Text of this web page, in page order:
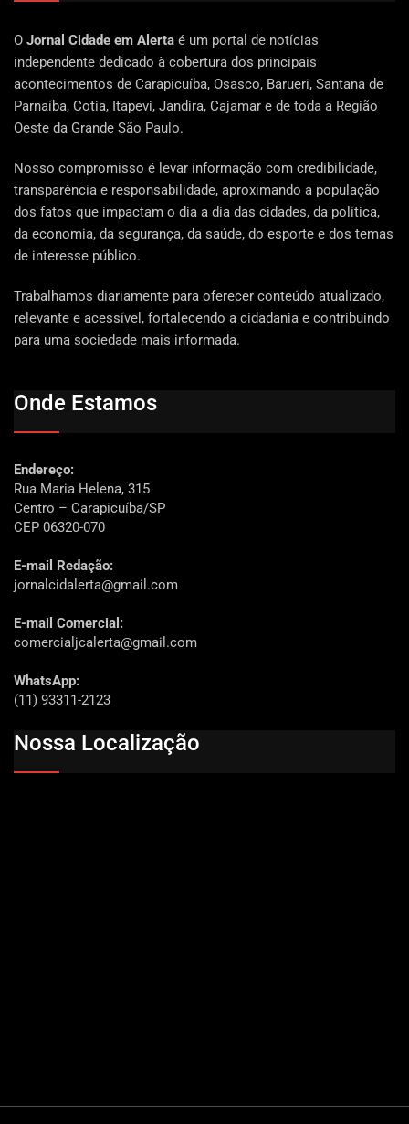
O Jornal Cidade em Alerta é um portal de notícias
independente dedicado à cobertura dos principais
acontecimentos de Carapicuíba, Osasco, Barueri, Santana de
Parnaíba, Cotia, Itapevi, Jandira, Cajamar e de toda a Região
Oeste da Grande São Paulo.
Nosso compromisso é levar informação com credibilidade,
transparência e responsabilidade, aproximando a população
dos fatos que impactam o dia a dia das cidades, da política,
da economia, da segurança, da saúde, do esporte e dos temas
de interesse público.
Trabalhamos diariamente para oferecer conteúdo atualizado,
relevante e acessível, fortalecendo a cidadania e contribuindo
para uma sociedade mais informada.
Onde Estamos
Endereço:
Rua Maria Helena, 315
Centro – Carapicuíba/SP
CEP 06320-070
E-mail Redação:
jornalcidalerta@gmail.com
E-mail Comercial:
comercialjcalerta@gmail.com
WhatsApp:
(11) 93311-2123
Nossa Localização